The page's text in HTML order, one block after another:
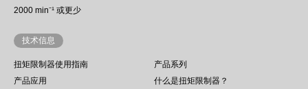
2000 min⁻¹ 或更少
技术信息
扭矩限制器使用指南
产品系列
产品应用
什么是扭矩限制器？